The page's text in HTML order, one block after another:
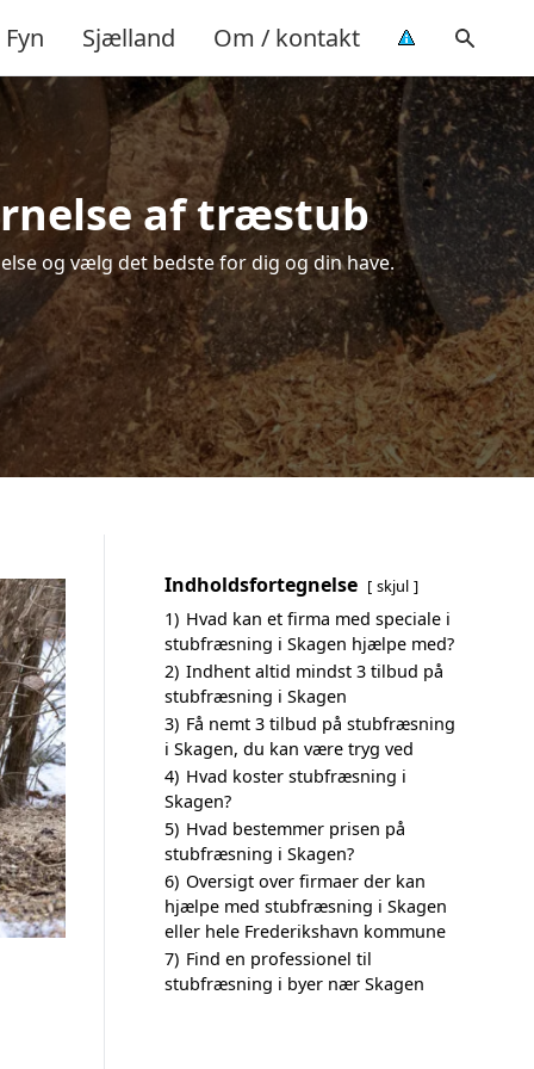
Fyn Sjælland Om / kontakt
af træstub
og vælg det bedste for dig og din have.
Indholdsfortegnelse skjul
1) Hvad kan et firma med speciale i
stubfræsning i Skagen hjælpe med?
2) Indhent altid mindst 3 tilbud på
stubfræsning i Skagen
3) Få nemt 3 tilbud på stubfræsning
i Skagen, du kan være tryg ved
4) Hvad koster stubfræsning i
Skagen?
5) Hvad bestemmer prisen på
stubfræsning i Skagen?
6) Oversigt over firmaer der kan
hjælpe med stubfræsning i Skagen
eller hele Frederikshavn kommune
7) Find en professionel til
stubfræsning i byer nær Skagen